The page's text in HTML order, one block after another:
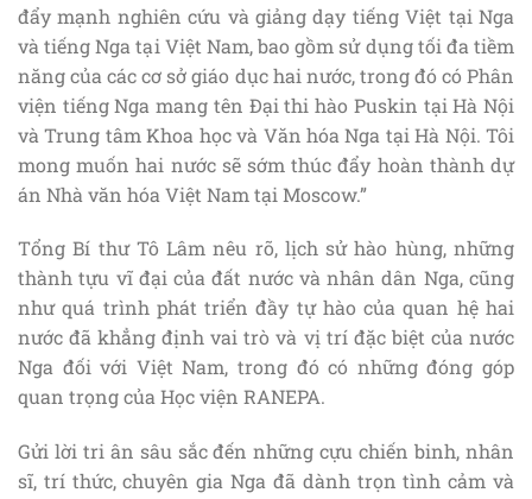
đẩy mạnh nghiên cứu và giảng dạy tiếng Việt tại Nga
và tiếng Nga tại Việt Nam, bao gồm sử dụng tối đa tiềm
năng của các cơ sở giáo dục hai nước, trong đó có Phân
viện tiếng Nga mang tên Đại thi hào Puskin tại Hà Nội
và Trung tâm Khoa học và Văn hóa Nga tại Hà Nội. Tôi
mong muốn hai nước sẽ sớm thúc đẩy hoàn thành dự
án Nhà văn hóa Việt Nam tại Moscow.”
Tổng Bí thư Tô Lâm nêu rõ, lịch sử hào hùng, những
thành tựu vĩ đại của đất nước và nhân dân Nga, cũng
như quá trình phát triển đầy tự hào của quan hệ hai
nước đã khẳng định vai trò và vị trí đặc biệt của nước
Nga đối với Việt Nam, trong đó có những đóng góp
quan trọng của Học viện RANEPA.
Gửi lời tri ân sâu sắc đến những cựu chiến binh, nhân
sĩ, trí thức, chuyên gia Nga đã dành trọn tình cảm và